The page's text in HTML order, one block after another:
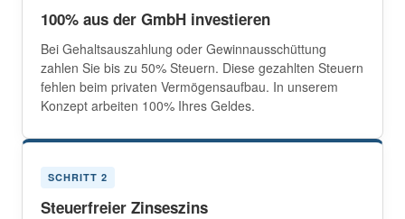
100% aus der GmbH investieren
Bei Gehaltsauszahlung oder Gewinnausschüttung
zahlen Sie bis zu 50% Steuern. Diese gezahlten Steuern
fehlen beim privaten Vermögensaufbau. In unserem
Konzept arbeiten 100% Ihres Geldes.
SCHRITT 2
Steuerfreier Zinseszins